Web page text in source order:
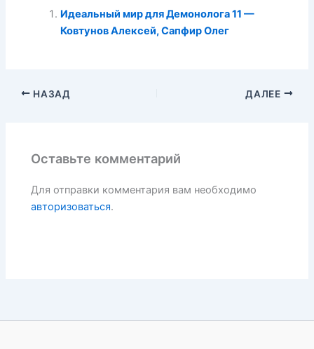
Идеальный мир для Демонолога 11 —
Ковтунов Алексей, Сапфир Олег
НАЗАД ДАЛЕЕ
Оставьте комментарий
Для отправки комментария вам необходимо
авторизоваться.